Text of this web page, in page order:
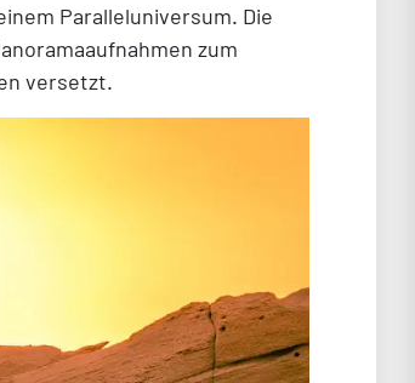
Paralleluniversum. Die
zum
versetzt.